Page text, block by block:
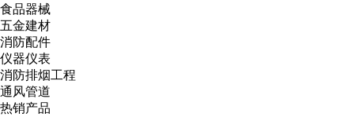
食品器械
五金建材
消防配件
仪器仪表
消防排烟工程
通风管道
热销产品